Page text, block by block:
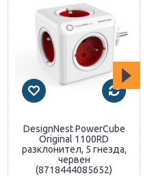
DesignNest PowerCube
Original 1100RD
разклонител, 5 гнезда,
червен
(8718444085652)